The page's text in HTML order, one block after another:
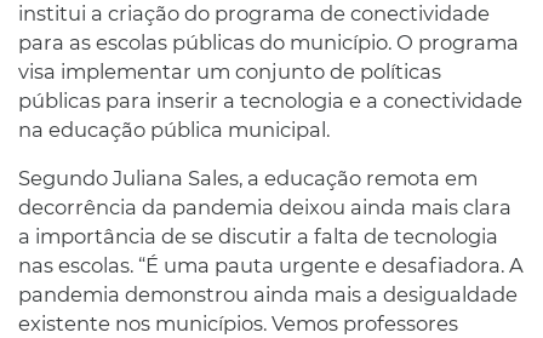
institui a criação do programa de conectividade
para as escolas públicas do município. O programa
visa implementar um conjunto de políticas
públicas para inserir a tecnologia e a conectividade
na educação pública municipal.
Segundo Juliana Sales, a educação remota em
decorrência da pandemia deixou ainda mais clara
a importância de se discutir a falta de tecnologia
nas escolas. “É uma pauta urgente e desafiadora. A
pandemia demonstrou ainda mais a desigualdade
existente nos municípios. Vemos professores